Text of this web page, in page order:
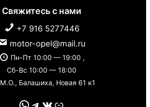
Свяжитесь с нами
+7 916 5277446
motor-opel@mail.ru
Пн-Пт 10:00 — 19:00 ,
Сб-Вс 10:00 — 18:00
М.О., Балашиха, Новая 61 к1
WhatsApp Telegram VK Link